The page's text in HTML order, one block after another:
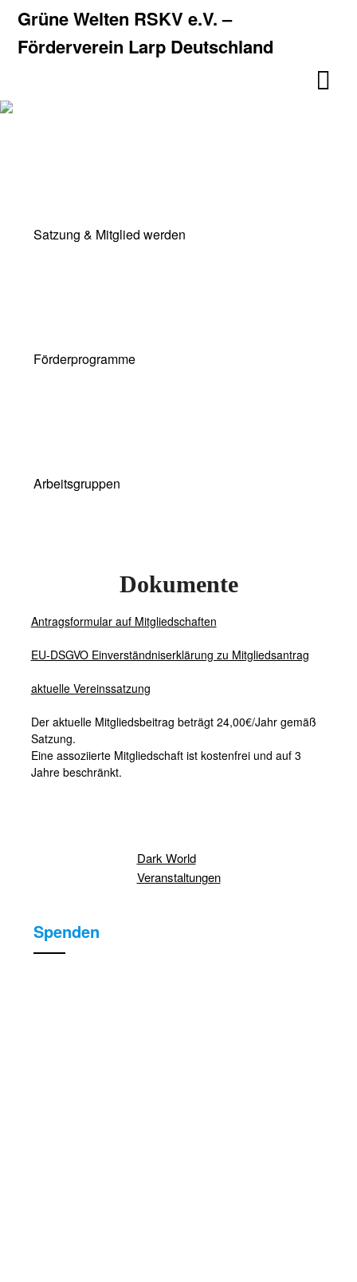
Skip
content
Skip
content
Grüne Welten RSKV e.V. –
Förderverein Larp Deutschland
Satzung & Mitglied werden
Förderprogramme
Arbeitsgruppen
Dokumente
Antragsformular auf Mitgliedschaften
EU-DSGVO Einverständniserklärung zu Mitgliedsantrag
aktuelle Vereinssatzung
Der aktuelle Mitgliedsbeitrag beträgt 24,00€/Jahr gemäß
Satzung.
Eine assoziierte Mitgliedschaft ist kostenfrei und auf 3
Jahre beschränkt.
Dark World
Veranstaltungen
Spenden